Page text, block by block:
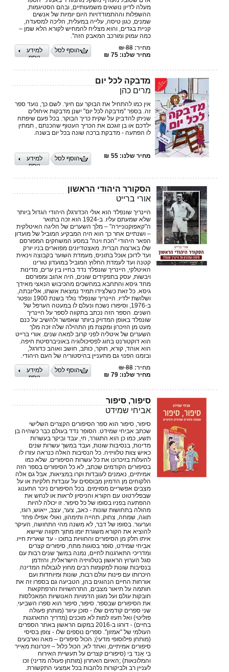
מעלה לדיון נושאים משמעותיים, ובהם הסטיגמות,
ההשפלות וההתמודדויות היום יומיות של אנשים
שמנים, כגון טיסה, עלייה במעלית, הליכה למסעדה,
קניית בגדים, והוא מצליח להמחיש לקורא הלא שמן –
כמה עמוק ומורכב המאבק הזה".
מחיר:88 ₪
מחיר שלנו: 75 ₪
למידע
נוסף
הוסף לסל
מדבקה לכל יום
מרים כהן
אין כמו להתחיל את הבוקר עם חיוך. לשם כך, נועד ספר
זה. בספר "מדבקה לכל יום" ישנן מדבקות איחולים
שניתן להדביק על שקית כריך הבוקר. בכל פעם שיפתח
ילדכם או בן זוגכם את הכריך העטוף שהכנתם , תמתין
לו הפתעה - מדבקת ברכה שונה בכל יום בשנה.
מחיר שלנו: 55 ₪
למידע
נוסף
הוסף לסל
הסקורר היהודי הראשון
אורי ברייט
היינריך שונפלד הוא אולי הכדורגלן היהודי הגדול ביותר
שלא שמעתם עליו. ב-1924 הוא זכה בתואר
ה"קאפוקנוניירה" – מלך השערים של הליגה האיטלקית
– ושנתיים אחר כך הוא היה המבקיע המוביל של מועדון
הפאר היהודי "הכח וינה" במסע המשחקים המפורסם
שלו בארצות הברית. מאצטדיונים מפוארים בניו יורק
ועד לדוכן אוכל בתוניס, מעמדת השוער בקבוצה וינאית
קטנה ועד לעמדת החלוץ המוביל במועדון טורינו
האיטלקי, היינריך שונפלד נדד בחייו בין ערים, מדינות
ויבשות, עסק בתפקידים שונים, היה אהוב ומפורסם
מחד גיסא והתחבא במחשכים מהכיבוש הנאצי מאידך
גיסא. כל זאת כשלצידו תמיד נמצאת אשתו, אליזבתה,
ושלושת ילדיו. היינריך שונפלד נולד בשנת 1900 ונפטר
ב-1976, וסיפורו נשכח ונעלם לו במעטה הערפל של
השנים. הספר הזה נכתב בתקווה לספר על היינריך
שונפלד באופן המדויק ביותר שאפשר ולהשיב על כנם
מעט מן הזיכרון ומקצת מן התהילה שלה זכה מלך
השערים של איטליה לפני קרוב למאה שנים. אורי ברייט
הוא דוקטורנט בחוג לפסיכולוגיה באוניברסיטת חיפה.
הוא אוהד, קורא, חוקר, כותב, חושב ואוהב כדורגל,
ובזמנו הפנוי גם מתעניין בהיסטוריה של העם היהודי.
מחיר:88 ₪
מחיר שלנו: 79 ₪
למידע
נוסף
הוסף לסל
סיפור, סיפור
אביחי שמידט
סיפור, סיפור הוא ספר הסיפורים הקצרים השלישי
שכתב אביחי שמידט. הסופר נדד בעולם כבר כשהיה בן
תשע, כמו כן הוא התגורר, חי, עבד וביקר בעשרות
מדינות, בנסיבות שונות, ועבד במשך עשרות שנים
כאיש צוות טלוויזיה. כל הנסיבות האלה כנראה עזרו לו
להעלות בזיכרונו את כל עשרות הסיפורים. שלא כמו
בסיפורים הקודמים שכתב, לא כל הסיפורים בספר הזה
אמיתיים, נאמנים לעובדות וקרו במציאות, אבל גם אלה
הלקוחים מן הדמיון מבוססים על עובדות חלקיות או על
מצבים אפשריים מסוימים. בכל הסיפורים ניכר התענוג
שבפלירטוט עם הקורא והניסיון לראות או לנחש את
ההפתעה בפניו בסופו של כל סיפור. זו יכולה להיות
מהולה בתחושות שונות - כאב, צער, עצב, ייאוש, רוגז,
תוגה, שמחה, צחוק, תהייה ותימהון, ואולי אפילו פחד
וערעור. בסופו של דבר, לא משנה מהי התחושה, העיקר
להוציא את הקורא משגרת יומו מתוך תקווה שיישא
איתו חלק מן הסיפורים והחוויות בתוכו - עד שארית חייו.
אביחי שמידט, סופר בסוגות מתח, סיפורים קצרים
ומדריכי התארגנות לחיים, נמנה במשך שנים רבות עם
סגל הערוץ הראשון בטלוויזיה הישראלית, והזדמן
בנסיבות שונות למקומות רבים מחוץ לגבולות המדינה.
היכרותו עם פינות עולם רבות, שונות ומיוחדות ועם
אורחות החיים הנהוגים בהן, הטביעה גם בספרו זה את
חותמה על תיאור מצבים, התרחשויות והרפתקאות
חובקות עולם ועל מגוון הדמויות האנושיות המאכלסות
את הסיפורים שבספר. סיפור, סיפור הוא ספרו השביעי.
שני ספרים קודמים שלו - סוכן עיוור (מותחן פעולה
פוליטי) ואל תעזו למות לא מוכנים (מדריך התארגנות
בחיים) - דורגו ב-2016 במקום הראשון באתר הספרים
העולמי של "אמזון". ספרים נוספים שלו - צופן בסיסי
(מותחן פילוסופי מדעי); הכול סיפורים – מאה וארבעים
סיפורים אמיתיים, ואחד לא; הכול כלול – זיכרונות מאֵייר
בִּי אֵנד בִּי (סיפורים קצרים על תעשיית האירוח
והמלונאות) ;האיום האחרון (מותחן פעולה מדיני) זכו
לעניין רב ולביקורות נלהבות בכל אמצעי התקשורת.